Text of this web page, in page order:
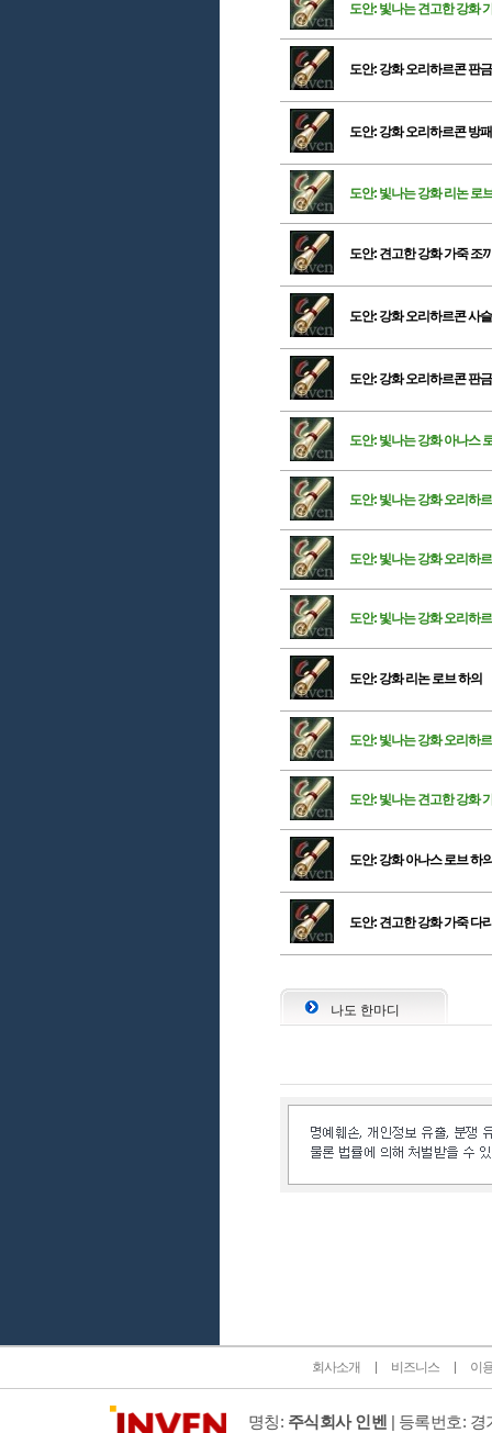
도안: 빛나는 견고한 강화
도안: 강화 오리하르콘 판
도안: 강화 오리하르콘 방패
도안: 빛나는 강화 리논 로
도안: 견고한 강화 가죽 조
도안: 강화 오리하르콘 사
도안: 강화 오리하르콘 판
도안: 빛나는 강화 아나스
도안: 빛나는 강화 오리하
도안: 빛나는 강화 오리하
도안: 빛나는 강화 오리하
도안: 강화 리논 로브 하의
도안: 빛나는 강화 오리하
도안: 빛나는 견고한 강화
도안: 강화 아나스 로브 하
도안: 견고한 강화 가죽 다
나도 한마디
회사소개 비즈니스 이
명칭: 주식회사 인벤 | 등록번호: 경